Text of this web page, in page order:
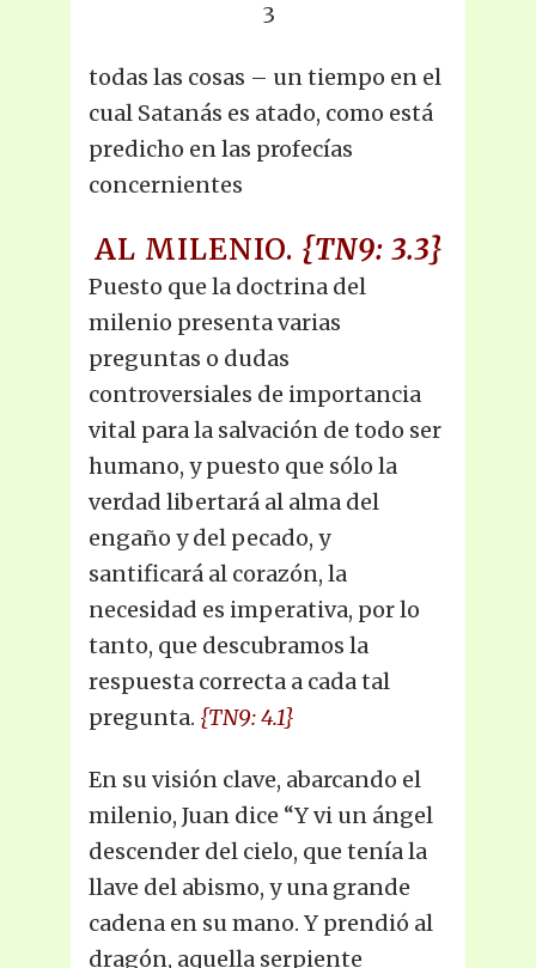
3
todas las cosas – un tiempo en el
cual Satanás es atado, como está
predicho en las profecías
concernientes
AL MILENIO. {TN9: 3.3}
Puesto que la doctrina del
milenio presenta varias
preguntas o dudas
controversiales de importancia
vital para la salvación de todo ser
humano, y puesto que sólo la
verdad libertará al alma del
engaño y del pecado, y
santificará al corazón, la
necesidad es imperativa, por lo
tanto, que descubramos la
respuesta correcta a cada tal
pregunta. {TN9: 4.1}
En su visión clave, abarcando el
milenio, Juan dice “Y vi un ángel
descender del cielo, que tenía la
llave del abismo, y una grande
cadena en su mano. Y prendió al
dragón, aquella serpiente